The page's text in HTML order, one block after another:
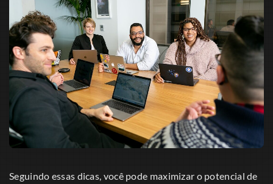
Seguindo essas dicas, você pode maximizar o potencial de